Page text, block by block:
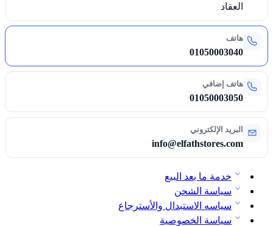
العقاد
هاتف
01050003040
هاتف إضافي
01050003050
البريد الإلكتروني
info@elfathstores.com
خدمة ما بعد البيع
سياسة الشحن
سياسه الاستبدال والأسترجاع
سياسة الخصوصية